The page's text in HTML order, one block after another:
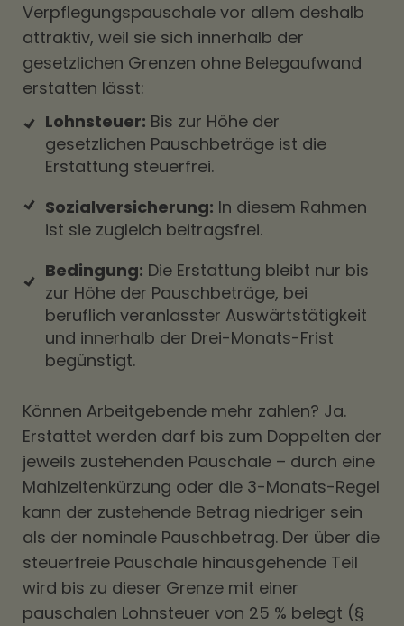
Verpflegungspauschale vor allem deshalb
attraktiv, weil sie sich innerhalb der
gesetzlichen Grenzen ohne Belegaufwand
erstatten lässt:
Lohnsteuer: Bis zur Höhe der
gesetzlichen Pauschbeträge ist die
Erstattung steuerfrei.
Sozialversicherung: In diesem Rahmen
ist sie zugleich beitragsfrei.
Bedingung: Die Erstattung bleibt nur bis
zur Höhe der Pauschbeträge, bei
beruflich veranlasster Auswärtstätigkeit
und innerhalb der Drei-Monats-Frist
begünstigt.
Können Arbeitgebende mehr zahlen? Ja.
Erstattet werden darf bis zum Doppelten der
jeweils zustehenden Pauschale – durch eine
Mahlzeitenkürzung oder die 3-Monats-Regel
kann der zustehende Betrag niedriger sein
als der nominale Pauschbetrag. Der über die
steuerfreie Pauschale hinausgehende Teil
wird bis zu dieser Grenze mit einer
pauschalen Lohnsteuer von 25 % belegt (§